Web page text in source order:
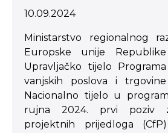
10.09.2024
Ministarstvo regionalnog
Europske unije
Upravljačko tijelo
vanjskih poslova i
Nacionalno tijelo u
rujna 2024. prvi poziv
projektnih prijedloga